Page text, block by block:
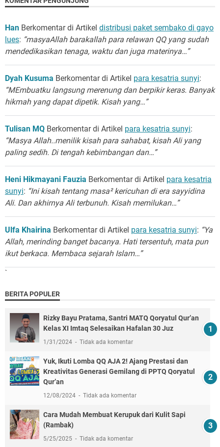
Han Berkomentar di Artikel distribusi paket sembako di gayo
lues: “masyaAllah barakallah para relawan QQ yang sudah
mendedikasikan tenaga, waktu dan juga materinya…”
Dyah Kusuma Berkomentar di Artikel para kesatria sunyi:
“MEmbuatku langsung merenung dan berpikir keras. Banyak
hikmah yang dapat dipetik. Kisah yang…”
Tulisan MQ Berkomentar di Artikel para kesatria sunyi:
“Masya Allah..menilik kisah para sahabat, kisah Ali yang
paling sedih. Di tengah kebimbangan dan…”
Heni Hikmayani Fauzia Berkomentar di Artikel para kesatria
sunyi: “Ini kisah tentang masa² kericuhan di era sayyidina
Ali. Dan akhirnya Ali terbunuh. Kisah memilukan…”
Ulfa Khairina Berkomentar di Artikel para kesatria sunyi: “Ya
Allah, merinding banget bacanya. Hati tersentuh, mata pun
ikut berkaca. Membaca sejarah Islam…”
`
BERITA POPULER
Rizky Bayu Pratama, Santri MATQ Qoryatul Qur’an
Kelas XI Imtaq Selesaikan Hafalan 30 Juz
1/31/2024 Tidak ada komentar
Yuk, Ikuti Lomba QQ AJA 2! Ajang Prestasi dan
Kreativitas Generasi Gemilang di PPTQ Qoryatul
Qur’an
12/08/2024 Tidak ada komentar
Cara Mudah Membuat Kerupuk dari Kulit Sapi
(Rambak)
5/25/2025 Tidak ada komentar